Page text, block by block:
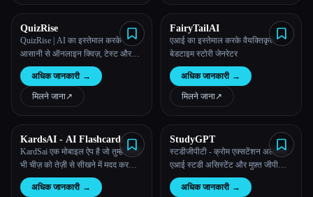
QuizRise
QuizRise | AI का इस्तेमाल करके
आसानी से ऑनलाइन क्विज़, टेस्ट और
परीक्षा के लिए प्रश्न तैयार करें।
अधिक जानकारी →
मिलने जाना↗︎
FairyTailAI
एआई का इस्तेमाल करके वैयक्तिकृत
बेडटाइम स्टोरी जेनरेटर
अधिक जानकारी →
मिलने जाना↗︎
KardsAI - AI Flashcard
Maker
KardSai एक मोबाइल ऐप है जो तुम्हेंं किसी
भी चीज़ को तेज़ी से सीखने में मदद करता
है। यह किसी भी PDF, टेक्स्ट या प्रॉम्प्ट
से अपने-आप फ़्लैशकार्ड जनरेट करता है।
अधिक जानकारी →
StudyGPT
स्टडीजीपीटी - क्रोम एक्सटेंशन अल्टीमेट
एआई स्टडी असिस्टेंट और मुफ़्त जीपीटी
टूल
अधिक जानकारी →